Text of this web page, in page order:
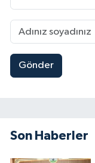
Gönder
Son Haberler